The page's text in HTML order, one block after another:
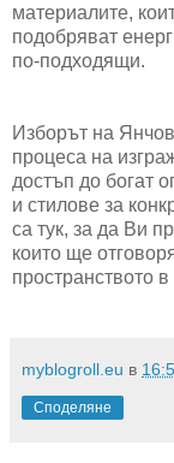
материалите,
подобряват
по-подходящи.
Изборът на
процеса на
достъп до богат
и стилове за
са тук, за да Ви
които ще
пространството
myblogroll.eu в
Споделяне